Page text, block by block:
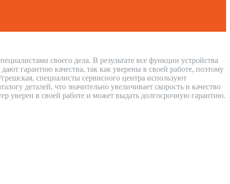
своего дела. В результате все функции устройства
гарантию качества, так как уверены в своей работе, поэтому
специалисты сервисного центра используют
деталей, что значительно увеличивает скорость и качество
уверен в своей работе и может выдать долгосрочную гарантию.